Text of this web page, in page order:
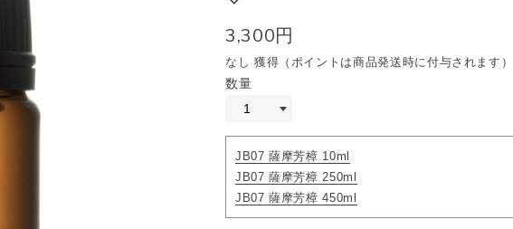
3,300円
なし 獲得（ポイントは商品発送時に付与されます）
数量
JB07 薩摩芳樟 10ml
JB07 薩摩芳樟 250ml
JB07 薩摩芳樟 450ml